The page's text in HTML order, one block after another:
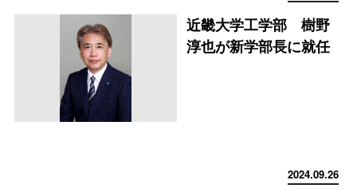
近畿大学工学部 樹野
淳也が新学部長に就任
2024.09.26